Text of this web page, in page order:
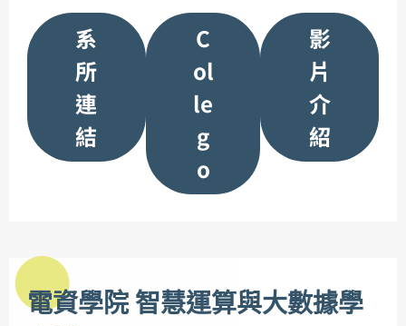
系
所
連
結
C
ol
le
g
o
影
片
介
紹
電資學院 智慧運算與大數據學